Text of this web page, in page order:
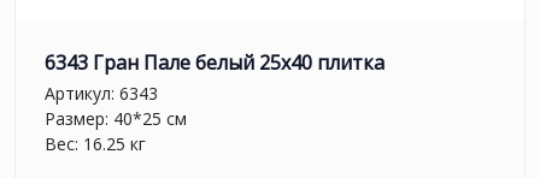
6343 Гран Пале белый 25x40 плитка
Артикул: 6343
Размер: 40*25 см
Вес: 16.25 кг